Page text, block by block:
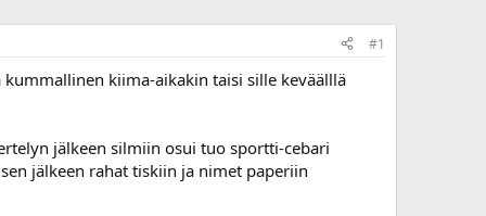
#1
kiima-aikakin taisi sille keväälllä
jälkeen silmiin osui tuo sportti-cebari
jälkeen rahat tiskiin ja nimet paperiin